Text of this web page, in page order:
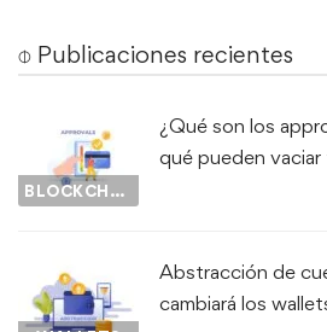
⌽ Publicaciones recientes
BLOCKCHAIN
¿Qué son los
qué pueden
Abstracción de
cambiará los